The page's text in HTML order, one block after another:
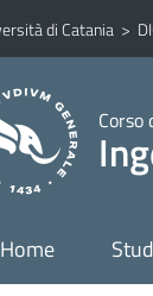
principale
di Catania >
Corso
Home